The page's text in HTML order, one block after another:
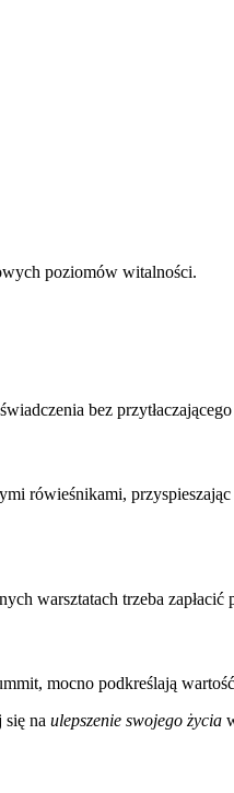
poziomów witalności.
bez
rówieśnikami,
warsztatach trzeba zapłacić
mocno podkreślają
na ulepszenie swojego życia